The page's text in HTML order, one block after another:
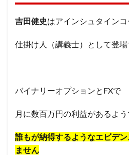
吉田健史はアインシュタイン
仕掛け人（講義士）として登
バイナリーオプションとFXで
月に数百万円の利益があるよう
誰もが納得するようなエビデ
ません